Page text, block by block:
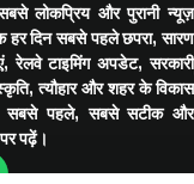
लोकप्रिय और पुरानी न्यूज़
हर दिन सबसे पहले छपरा, सारण
टाइमिंग अपडेट, सरकारी
त्यौहार और शहर के विकास
सबसे पहले, सबसे सटीक और
पर पढ़ें।